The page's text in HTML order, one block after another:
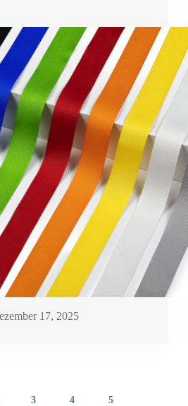
17, 2025
3 4 5